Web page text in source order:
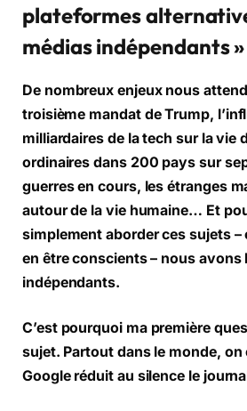
plateformes
médias indépendants »
De nombreux enjeux nous
troisième mandat de Trump,
milliardaires de la tech sur la vie
ordinaires dans 200 pays sur
guerres en cours, les étranges
autour de la vie humaine… Et
simplement aborder ces sujets
en être conscients – nous avons
indépendants.
C’est pourquoi ma première
sujet. Partout dans le monde, on
Google réduit au silence le